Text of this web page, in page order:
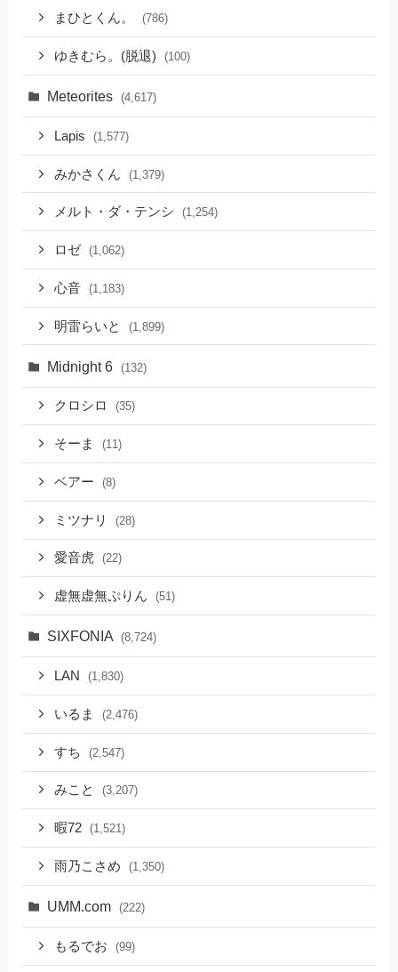
まひとくん。 (786)
ゆきむら。(脱退) (100)
Meteorites (4,617)
Lapis (1,577)
みかさくん (1,379)
メルト・ダ・テンシ (1,254)
ロゼ (1,062)
心音 (1,183)
明雷らいと (1,899)
Midnight 6 (132)
クロシロ (35)
そーま (11)
ベアー (8)
ミツナリ (28)
愛音虎 (22)
虚無虚無ぷりん (51)
SIXFONIA (8,724)
LAN (1,830)
いるま (2,476)
すち (2,547)
みこと (3,207)
暇72 (1,521)
雨乃こさめ (1,350)
UMM.com (222)
もるでお (99)